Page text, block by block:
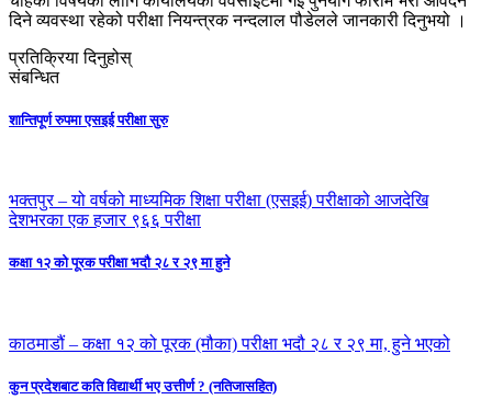
दिने व्यवस्था रहेको परीक्षा नियन्त्रक नन्दलाल पौडेलले जानकारी दिनुभयो ।
प्रतिक्रिया दिनुहोस्
संबन्धित
शान्तिपूर्ण रुपमा एसइई परीक्षा सुरु
भक्तपुर – यो वर्षको माध्यमिक शिक्षा परीक्षा (एसइई) परीक्षाको आजदेखि
देशभरका एक हजार ९६६ परीक्षा
कक्षा १२ को पूरक परीक्षा भदौ २८ र २९ मा हुने
काठमाडौं – कक्षा १२ को पूरक (मौका) परीक्षा भदौ २८ र २९ मा, हुने भएको
कुन प्रदेशबाट कति विद्यार्थी भए उत्तीर्ण ? (नतिजासहित)